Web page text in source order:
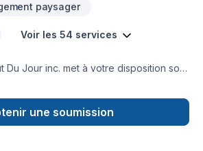
paysager
Voir les 54 services
Du Jour inc. met à votre disposition son
Clôture, Crépis, Cuisine, Démolition,
Foyer et poêle, Gypse,
Isolation entre-toît, Isolation mur,
une soumission